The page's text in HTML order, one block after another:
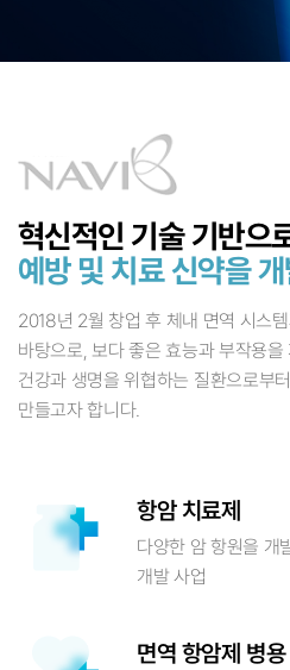
혁신적인 기술 기반으
예방 및 치료 신약을
2018년 2월 창업 후 체내 면역 시스
바탕으로, 보다 좋은 효능과 부작용을
건강과 생명을 위협하는 질환으로부
만들고자 합니다.
항암 치료제
다양한 암 항원을 개
개발 사업
면역 항암제 병용